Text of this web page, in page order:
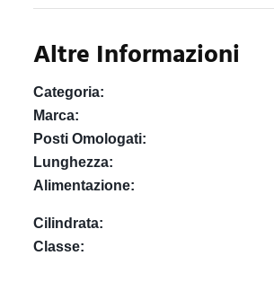
Altre Informazioni
Categoria:
Marca:
Posti Omologati:
Lunghezza:
Alimentazione:
Cilindrata:
Classe: